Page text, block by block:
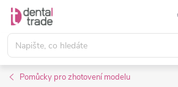
Přejít
obsah
Pomůcky pro zhotovení modelu